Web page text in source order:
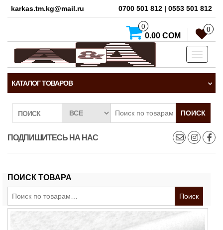
karkas.tm.kg@mail.ru 0700 501 812 | 0553 501 812
0
0.00 СОМ
0
Toggle
КАТАЛОГ ТОВАРОВ
ПОИСК ПОИСК
ПОДПИШИТЕСЬ НА НАС
ПОИСК ТОВАРА
Поиск